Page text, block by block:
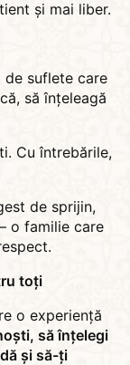
și mai liber.
de suflete care
să înțeleagă
Cu întrebările,
de sprijin,
– o familie care
toți
o experiență
să înțelegi
și să-ți